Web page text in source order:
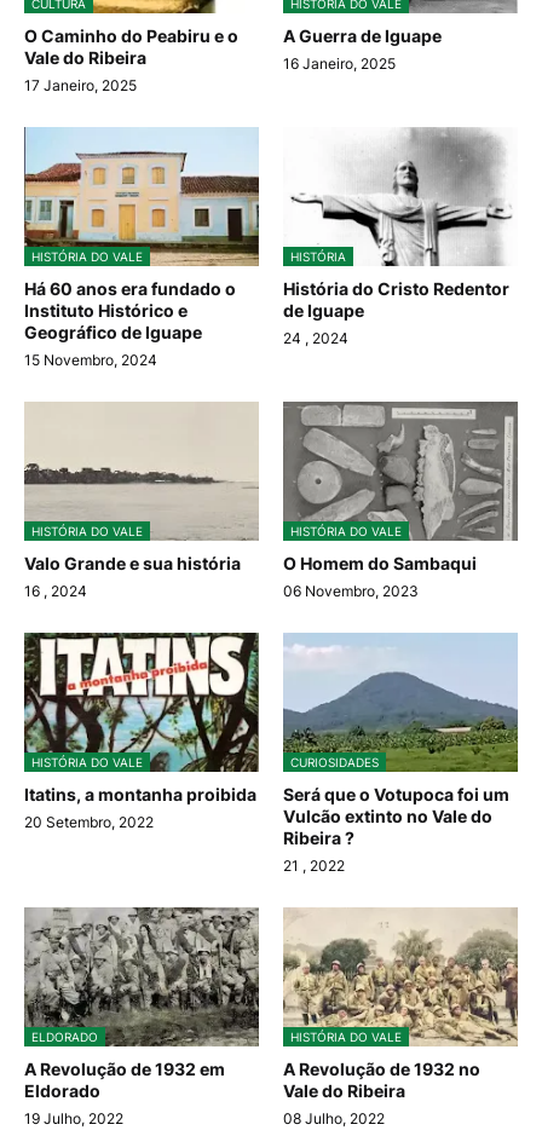
CULTURA
O Caminho do Peabiru e o
Vale do Ribeira
17 Janeiro, 2025
HISTÓRIA DO VALE
A Guerra de Iguape
16 Janeiro, 2025
HISTÓRIA DO VALE
Há 60 anos era fundado o
Instituto Histórico e
Geográfico de Iguape
15 Novembro, 2024
HISTÓRIA
História do Cristo Redentor
de Iguape
24 , 2024
HISTÓRIA DO VALE
Valo Grande e sua história
16 , 2024
HISTÓRIA DO VALE
O Homem do Sambaqui
06 Novembro, 2023
HISTÓRIA DO VALE
Itatins, a montanha proibida
20 Setembro, 2022
CURIOSIDADES
Será que o Votupoca foi um
Vulcão extinto no Vale do
Ribeira ?
21 , 2022
ELDORADO
A Revolução de 1932 em
Eldorado
19 Julho, 2022
HISTÓRIA DO VALE
A Revolução de 1932 no
Vale do Ribeira
08 Julho, 2022